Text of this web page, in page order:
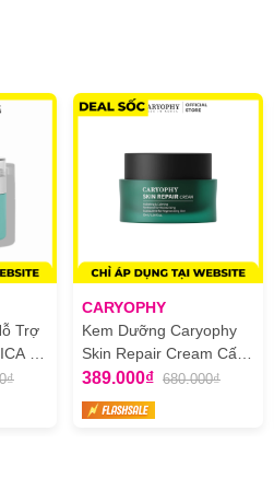
trạng tóc xơ rối, hỗ trợ phục hồi hư
Trợ
-
CARYOPHY
Kem Dưỡng Caryophy
Skin Repair Cream Cấp
Ẩm Và Phục Hồi Da
50ml
389.000₫ 680.000₫